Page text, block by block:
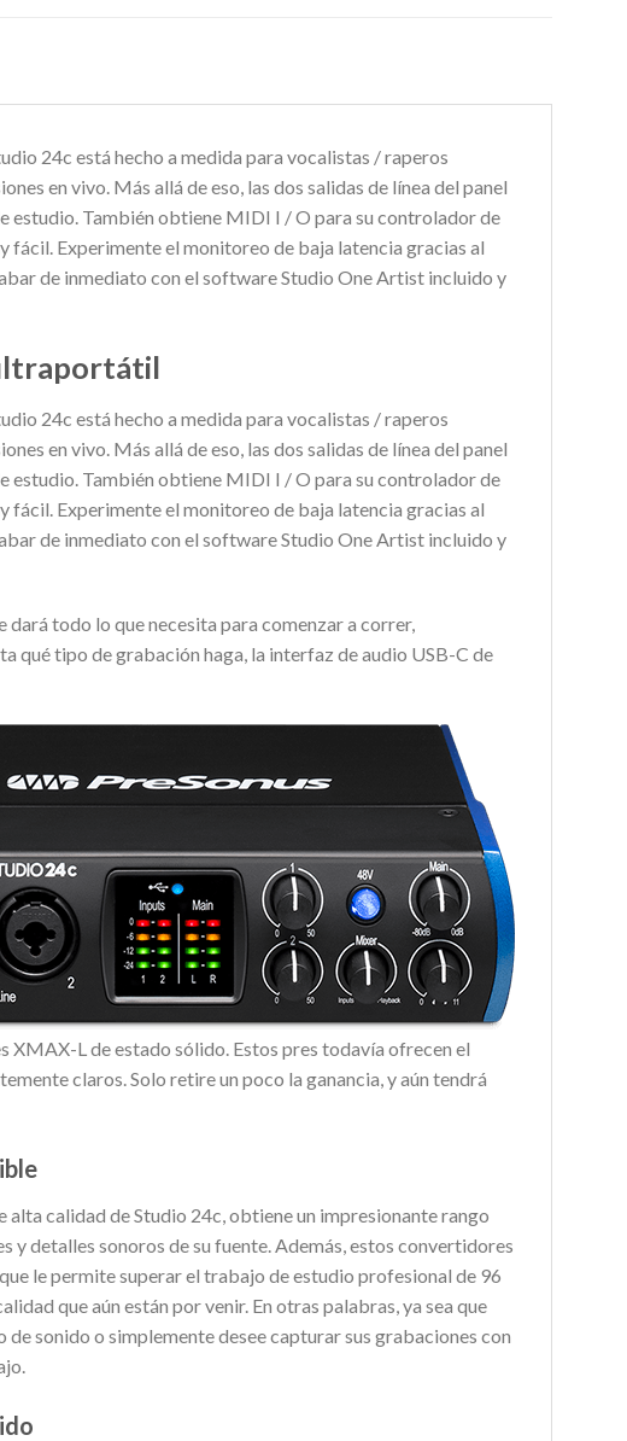
24c está hecho a medida para vocalistas / raperos
en vivo. Más allá de eso, las dos salidas de línea del panel
estudio. También obtiene MIDI I / O para su controlador de
Experimente el monitoreo de baja latencia gracias al
de inmediato con el software Studio One Artist incluido y
24c está hecho a medida para vocalistas / raperos
en vivo. Más allá de eso, las dos salidas de línea del panel
estudio. También obtiene MIDI I / O para su controlador de
Experimente el monitoreo de baja latencia gracias al
de inmediato con el software Studio One Artist incluido y
dará todo lo que necesita para comenzar a correr,
qué tipo de grabación haga, la interfaz de audio USB-C de
XMAX-L de estado sólido. Estos pres todavía ofrecen el
claros. Solo retire un poco la ganancia, y aún tendrá
calidad de Studio 24c, obtiene un impresionante rango
detalles sonoros de su fuente. Además, estos convertidores
le permite superar el trabajo de estudio profesional de 96
que aún están por venir. En otras palabras, ya sea que
sonido o simplemente desee capturar sus grabaciones con